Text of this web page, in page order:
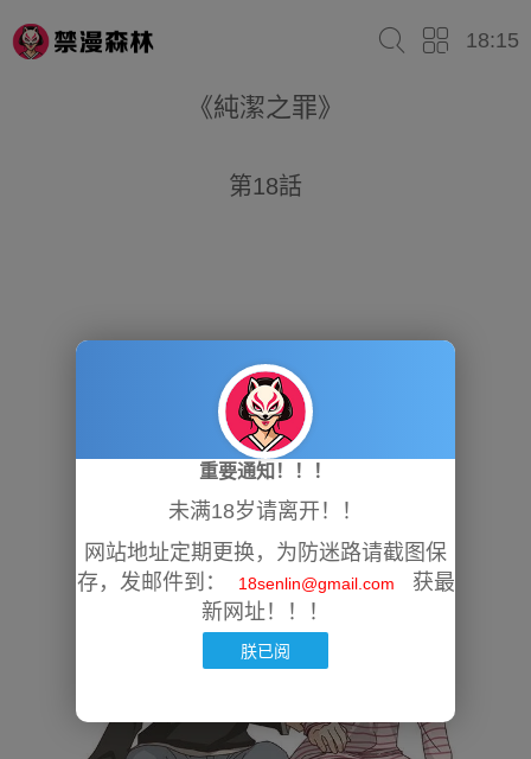
18:15
《純潔之罪》
第18話
重要通知！！！
未满18岁请离开！！
网站地址定期更换，为防迷路请截图保
存，发邮件到：
18senlin@gmail.com
获最
新网址！！！
朕已阅